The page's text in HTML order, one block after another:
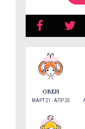
ОВЕН
МАРТ 21 - АПР 20